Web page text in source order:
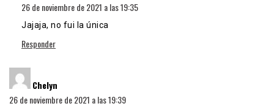
26 de noviembre de 2021 a las 19:35
Jajaja, no fui la única
Responder
Chelyn
26 de noviembre de 2021 a las 19:39